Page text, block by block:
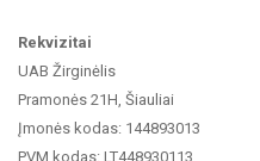
Rekvizitai
UAB Žirginėlis
Pramonės 21H, Šiauliai
Įmonės kodas: 144893013
PVM kodas: LT448930113